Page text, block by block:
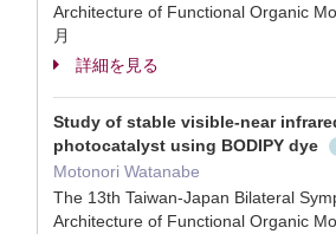
Architecture of Functional Organic
月
詳細を見る
Study of stable visible-near
photocatalyst using BODIPY dye
Motonori Watanabe
The 13th Taiwan-Japan Bilateral
Architecture of Functional Organic